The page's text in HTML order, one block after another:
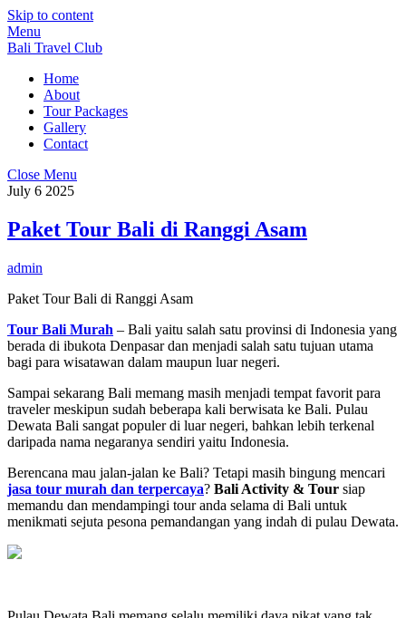
Skip to content
Menu
Bali Travel Club
Home
About
Tour Packages
Gallery
Contact
Close Menu
July 6 2025
Paket Tour Bali di Ranggi Asam
admin
Paket Tour Bali di Ranggi Asam
Tour Bali Murah – Bali yaitu salah satu provinsi di Indonesia yang
berada di ibukota Denpasar dan menjadi salah satu tujuan utama
bagi para wisatawan dalam maupun luar negeri.
Sampai sekarang Bali memang masih menjadi tempat favorit para
traveler meskipun sudah beberapa kali berwisata ke Bali. Pulau
Dewata Bali sangat populer di luar negeri, bahkan lebih terkenal
daripada nama negaranya sendiri yaitu Indonesia.
Berencana mau jalan-jalan ke Bali? Tetapi masih bingung mencari
jasa tour murah dan terpercaya? Bali Activity & Tour siap
memandu dan mendampingi tour anda selama di Bali untuk
menikmati sejuta pesona pemandangan yang indah di pulau Dewata.